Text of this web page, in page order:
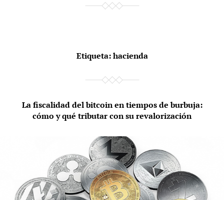
Etiqueta:hacienda
La fiscalidad del bitcoin en tiempos de burbuja:
cómo y qué tributar con su revalorización